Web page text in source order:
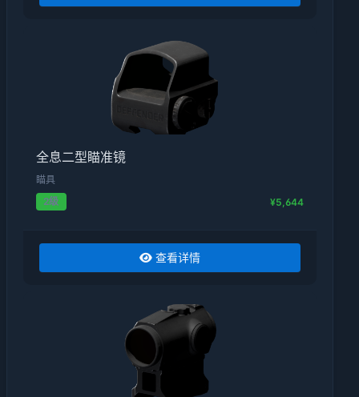
全息二型瞄准镜
瞄具
2级
¥5,644
查看详情